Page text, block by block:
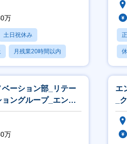
万
土日祝休み
月残業20時間以内
ーション部_リテー
ングループ_エンジ
万
エ
_
プ